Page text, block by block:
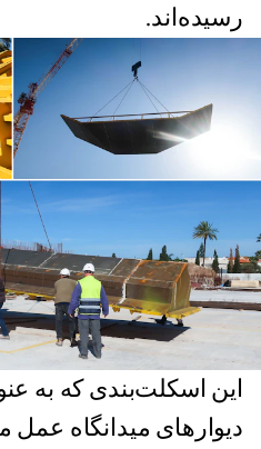
رسیده‌اند.
این اسکلت‌بندی که به
دیوارهای میدانگاه عمل